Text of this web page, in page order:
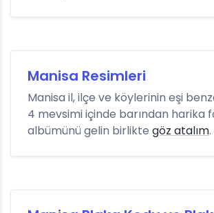
Manisa Resimleri
Manisa il, ilçe ve köylerinin eşi
4 mevsimi içinde barından harika
albümünü gelin birlikte göz atalım.